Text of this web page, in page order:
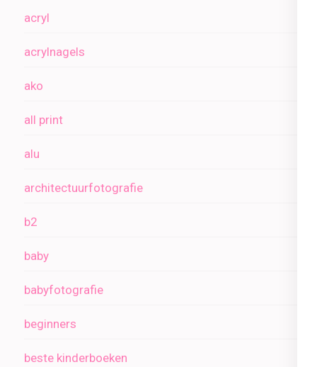
acryl
acrylnagels
ako
all print
alu
architectuurfotografie
b2
baby
babyfotografie
beginners
beste kinderboeken